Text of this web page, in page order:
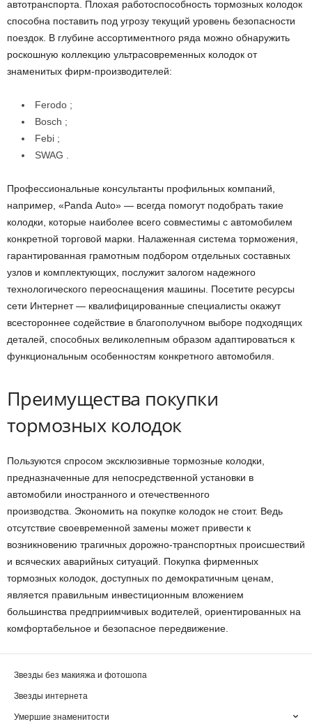
автотранспорта. Плохая работоспособность тормозных колодок
способна поставить под угрозу текущий уровень безопасности
поездок. В глубине ассортиментного ряда можно обнаружить
роскошную коллекцию ультрасовременных колодок от
знаменитых фирм-производителей:
Ferodo ;
Bosch ;
Febi ;
SWAG .
Профессиональные консультанты профильных компаний,
например, «Рanda Аuto» — всегда помогут подобрать такие
колодки, которые наиболее всего совместимы с автомобилем
конкретной торговой марки. Налаженная система торможения,
гарантированная грамотным подбором отдельных составных
узлов и комплектующих, послужит залогом надежного
технологического переоснащения машины. Посетите ресурсы
сети Интернет — квалифицированные специалисты окажут
всестороннее содействие в благополучном выборе подходящих
деталей, способных великолепным образом адаптироваться к
функциональным особенностям конкретного автомобиля.
Преимущества покупки
тормозных колодок
Пользуются спросом эксклюзивные тормозные колодки,
предназначенные для непосредственной установки в
автомобили иностранного и отечественного
производства. Экономить на покупке колодок не стоит. Ведь
отсутствие своевременной замены может привести к
возникновению трагичных дорожно-транспортных происшествий
и всяческих аварийных ситуаций. Покупка фирменных
тормозных колодок, доступных по демократичным ценам,
является правильным инвестиционным вложением
большинства предприимчивых водителей, ориентированных на
комфортабельное и безопасное передвижение.
Звезды без макияжа и фотошопа
Звезды интернета
Умершие знаменитости